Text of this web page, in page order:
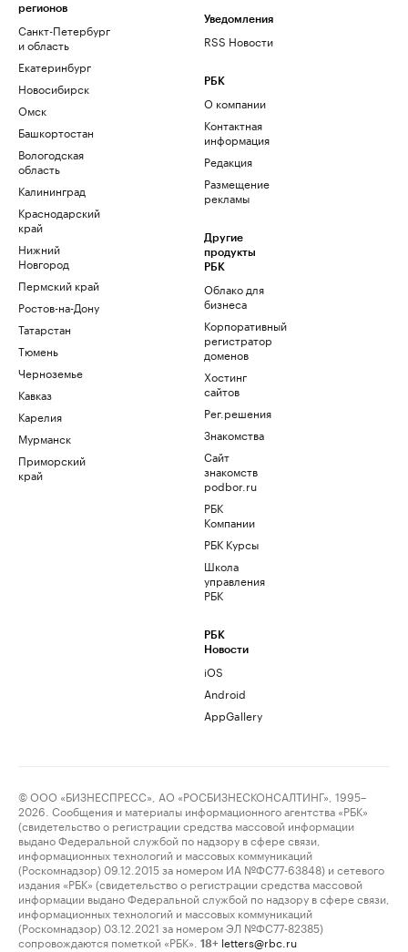
регионов
Санкт-Петербург
и область
Екатеринбург
Новосибирск
Омск
Башкортостан
Вологодская
область
Калининград
Краснодарский
край
Нижний
Новгород
Пермский край
Ростов-на-Дону
Татарстан
Тюмень
Черноземье
Кавказ
Карелия
Мурманск
Приморский
край
Уведомления
RSS Новости
РБК
О компании
Контактная
информация
Редакция
Размещение
рекламы
Другие
продукты
РБК
Облако для
бизнеса
Корпоративный
регистратор
доменов
Хостинг
сайтов
Рег.решения
Знакомства
Сайт
знакомств
podbor.ru
РБК
Компании
РБК Курсы
Школа
управления
РБК
РБК
Новости
iOS
Android
AppGallery
© ООО «БИЗНЕСПРЕСС», АО «РОСБИЗНЕСКОНСАЛТИНГ», 1995–
2026. Сообщения и материалы информационного агентства «РБК»
(свидетельство о регистрации средства массовой информации
выдано Федеральной службой по надзору в сфере связи,
информационных технологий и массовых коммуникаций
(Роскомнадзор) 09.12.2015 за номером ИА №ФС77-63848) и сетевого
издания «РБК» (свидетельство о регистрации средства массовой
информации выдано Федеральной службой по надзору в сфере связи,
информационных технологий и массовых коммуникаций
(Роскомнадзор) 03.12.2021 за номером ЭЛ №ФС77-82385)
сопровождаются пометкой «РБК».
18+ letters@rbc.ru